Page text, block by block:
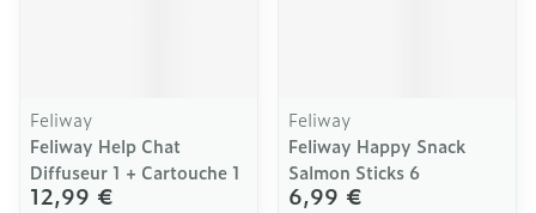
Feliway
Feliway Help Chat
Diffuseur 1 + Cartouche 1
12,99 €
Feliway
Feliway Happy Snack
Salmon Sticks 6
6,99 €